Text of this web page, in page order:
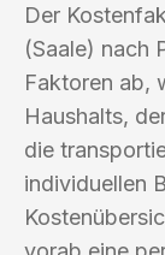
Der
(Saale) nach
Faktoren ab,
Haushalts,
die
individuellen